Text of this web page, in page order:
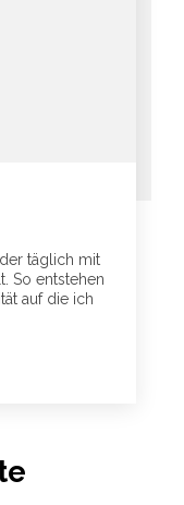
täglich mit
So entstehen
auf die ich